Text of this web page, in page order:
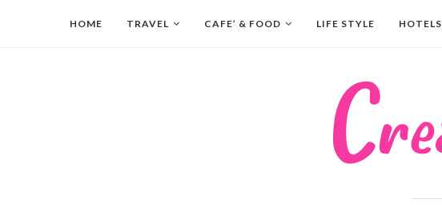
HOME TRAVEL CAFE’ & FOOD LIFE STYLE HOTELS